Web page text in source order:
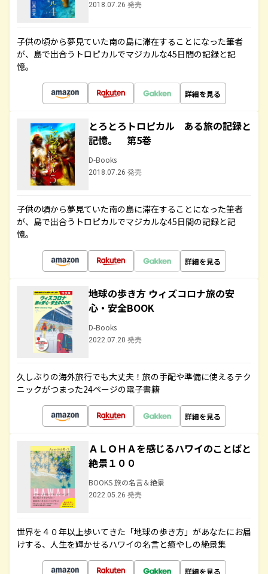
2018.07.26 発売
子供の頃から夢見ていた南の島に滞在することになった筆者
が、島で出合うトロピカルでマジカルな45日間の記録と記
憶。
詳細を見る
とろとろトロピカル ある旅の記録と
記憶。 第5巻
D-Books
2018.07.26 発売
子供の頃から夢見ていた南の島に滞在することになった筆者
が、島で出合うトロピカルでマジカルな45日間の記録と記
憶。
詳細を見る
地球の歩き方 ウィズコロナ旅の安
心・安全BOOK
D-Books
2022.07.20 発売
久しぶりの海外旅行でも大丈夫！旅の手配や準備に使えるテク
ニックがつまった24ページの電子書籍
詳細を見る
ＡＬＯＨＡを感じるハワイのことばと
絶景１００
BOOKS 旅の名言＆絶景
2022.05.26 発売
世界を４０年以上歩いてきた「地球の歩き方」があなたにお届
けする、人生を輝かせるハワイの名言と癒やしの絶景集
詳細を見る